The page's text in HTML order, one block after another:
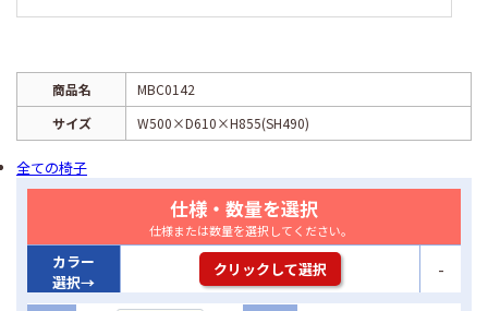
商品名
MBC0142
サイズ
W500×D610×H855(SH490)
全ての椅子
仕様・数量を選択
仕様または数量を選択してください。
カラー
選択→
クリックして選択 -